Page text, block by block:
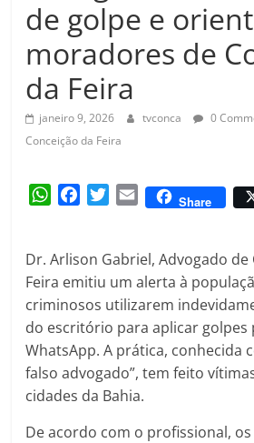
de golpe e
moradores de
da Feira
janeiro 9, 2026 tvconca 0
Conceição da Feira
W
t
s
A
p
p
e
b
o
o
k
t
t
e
r
E
i
l
Share
Dr. Arlison Gabriel, Advogado de
Feira emitiu um alerta à
criminosos utilizarem
do escritório para aplicar golpes
WhatsApp. A prática, conhecida
falso advogado”, tem feito
cidades da Bahia.
De acordo com o profissional,